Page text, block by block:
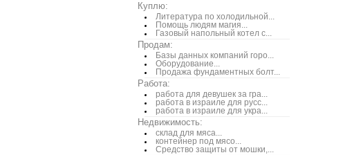
Куплю:
Литература по холодильной...
Помощь людям магия...
Газовый напольный котел с...
Продам:
Базы данных компаний горо...
Оборудование...
Продажа фундаментных болт...
Работа:
работа для девушек за гра...
работа в израиле для русс...
работа в израиле для укра...
Недвижимость:
склад для мяса...
контейнер под мясо...
Средство защиты от мошки,...